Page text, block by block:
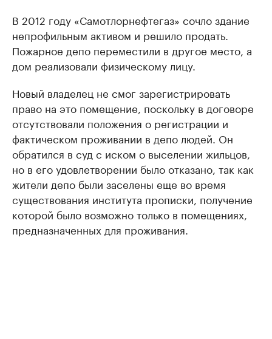
В 2012 году «Самотлорнефтегаз» сочло здание
непрофильным активом и решило продать.
Пожарное депо переместили в другое место, а
дом реализовали физическому лицу.
Новый владелец не смог зарегистрировать
право на это помещение, поскольку в договоре
отсутствовали положения о регистрации и
фактическом проживании в депо людей. Он
обратился в суд с иском о выселении жильцов,
но в его удовлетворении было отказано, так как
жители депо были заселены еще во время
существования института прописки, получение
которой было возможно только в помещениях,
предназначенных для проживания.